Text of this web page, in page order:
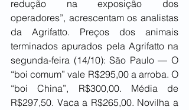
redução na exposição dos
operadores”, acrescentam os analistas
da Agrifatto. Preços dos animais
terminados apurados pela Agrifatto na
segunda-feira (14/10): São Paulo — O
“boi comum” vale R$295,00 a arroba. O
“boi China”, R$300,00. Média de
R$297,50. Vaca a R$265,00. Novilha a